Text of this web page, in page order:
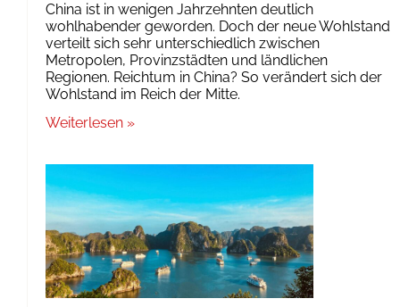
China ist in wenigen Jahrzehnten deutlich
wohlhabender geworden. Doch der neue Wohlstand
verteilt sich sehr unterschiedlich zwischen
Metropolen, Provinzstädten und ländlichen
Regionen. Reichtum in China? So verändert sich der
Wohlstand im Reich der Mitte.
Weiterlesen »